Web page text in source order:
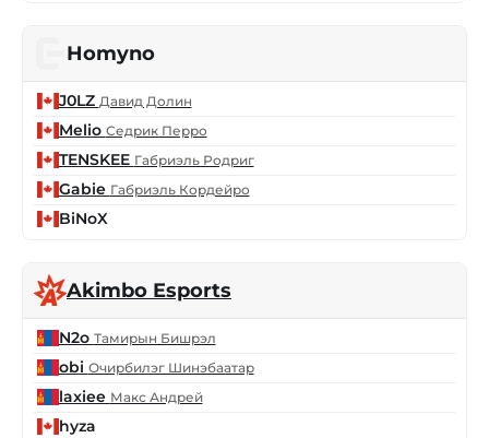
Homyno
J0LZ Давид Долин
Melio Седрик Перро
TENSKEE Габриэль Родриг
Gabie Габриэль Кордейро
BiNoX
Akimbo Esports
N2o Тамирын Бишрэл
obi Очирбилэг Шинэбаатар
laxiee Макс Андрей
hyza